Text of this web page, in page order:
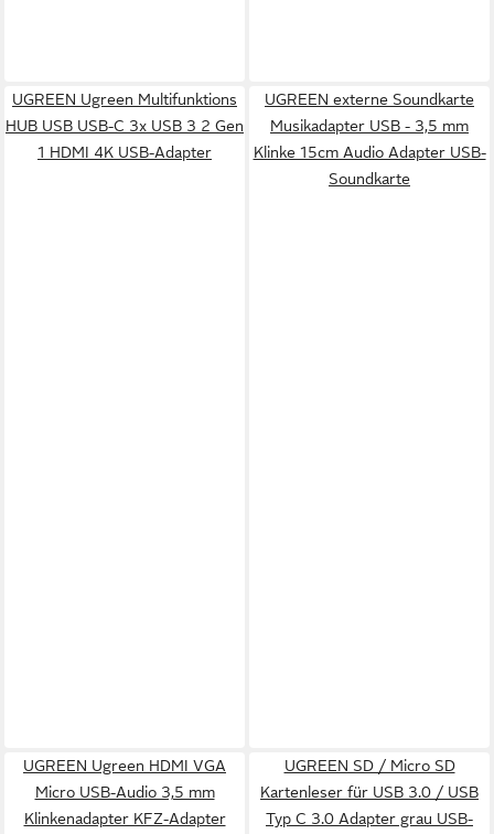
UGREEN Ugreen Multifunktions
HUB USB USB-C 3x USB 3 2 Gen
1 HDMI 4K USB-Adapter
UGREEN externe Soundkarte
Musikadapter USB - 3,5 mm
Klinke 15cm Audio Adapter USB-
Soundkarte
UGREEN Ugreen HDMI VGA
Micro USB-Audio 3,5 mm
Klinkenadapter KFZ-Adapter
UGREEN SD / Micro SD
Kartenleser für USB 3.0 / USB
Typ C 3.0 Adapter grau USB-